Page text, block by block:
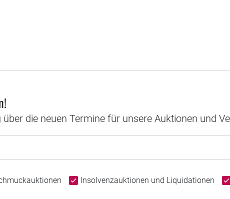
die neuen Termine für unsere Auktionen und
Insolvenzauktionen und Liquidationen